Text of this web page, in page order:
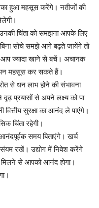
हुआ महसूस करेंगे। नतीजों की
चिंता को समझना आपके लिए
सोचे समझे आगे बढ़ते जायेंगे तो
ज्यादा खाने से बचें। अचानक
महसूस कर सकते हैं।
से धन लाभ होने की संभावना
प्रयासों से अपने लक्ष्य को पा
सुरक्षा का आनंद ले पाएंगे।
चिंता रहेगी।
समय बिताएंगे। खर्च
संयम रखें। उद्योग में निवेश करेंगे
मिलने से आपको आनंद होगा।